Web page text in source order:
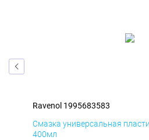
Ravenol 1995683583
Смазка универсальная
400мл